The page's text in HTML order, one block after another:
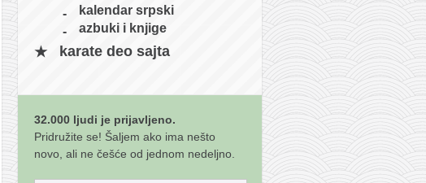
kalendar srpski
azbuki i knjige
karate deo sajta
32.000 ljudi je prijavljeno.
Pridružite se! Šaljem ako ima nešto
novo, ali ne češće od jednom nedeljno.